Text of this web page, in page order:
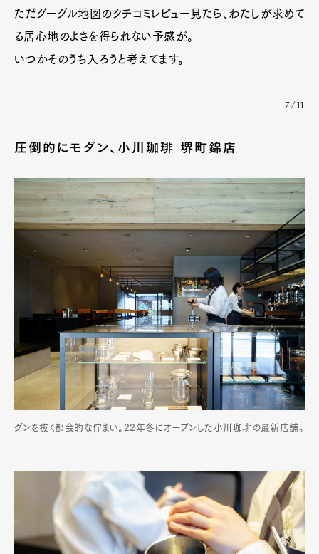
ただグーグル地図のクチコミレビュー見たら、わたしが求めて
る居心地のよさを得られない予感が。
いつかそのうち入ろうと考えてます。
7/11
圧倒的にモダン、小川珈琲 堺町錦店
グンを抜く都会的な佇まい。22年冬にオープンした小川珈琲の最新店舗。